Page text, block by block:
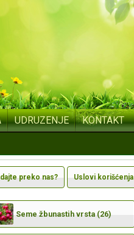
UDRUZENJE KONTAKT
preko nas? Uslovi korišćenja
Seme žbunastih vrsta (26)